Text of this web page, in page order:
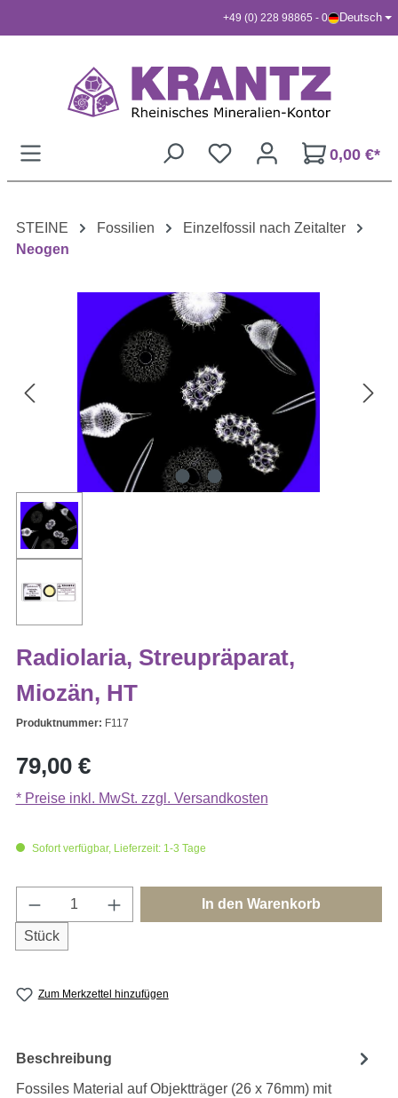
+49 (0) 228 98865 - 0 Deutsch
0,00 €*
STEINE Fossilien
Einzelfossil nach Zeitalter
Neogen
Radiolaria, Streupräparat,
Miozän, HT
Produktnummer: F117
Regulärer Preis:
79,00 €
* Preise inkl. MwSt. zzgl. Versandkosten
Sofort verfügbar, Lieferzeit: 1-3 Tage
Produkt Anzahl: Gib den gewünschten
Stück
In den Warenkorb
Zum Merkzettel hinzufügen
Beschreibung
Fossiles Material auf Objektträger (26 x 76mm) mit